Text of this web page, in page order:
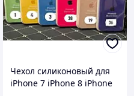
Чехол силиконовый для
iPhone 7 iPhone 8 iPhone